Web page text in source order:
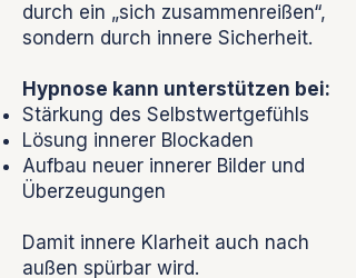
durch ein „sich zusammenreißen“,
sondern durch innere Sicherheit.
Hypnose kann unterstützen bei:
Stärkung des Selbstwertgefühls
Lösung innerer Blockaden
Aufbau neuer innerer Bilder und
Überzeugungen
Damit innere Klarheit auch nach
außen spürbar wird.